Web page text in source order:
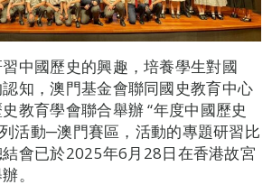
中國歷史的興趣，培養學生對國
知，澳門基金會聯同國史教育中心
史教育學會聯合舉辦 “年度中國歷史
活動─澳門賽區，活動的專題研習比
會已於2025年6月28日在香港故宮
。